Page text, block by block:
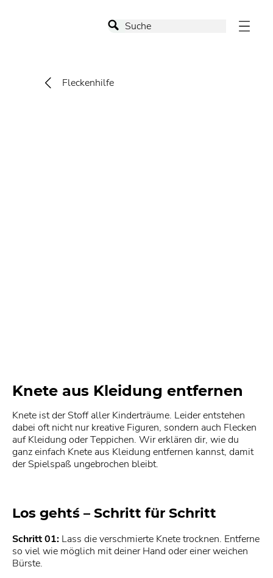
Fleckenhilfe
Knete aus Kleidung entfernen
Knete ist der Stoff aller Kinderträume. Leider entstehen
dabei oft nicht nur kreative Figuren, sondern auch Flecken
auf Kleidung oder Teppichen. Wir erklären dir, wie du
ganz einfach Knete aus Kleidung entfernen kannst, damit
der Spielspaß ungebrochen bleibt.
Los geht´s – Schritt für Schritt
Schritt 01: Lass die verschmierte Knete trocknen. Entferne
so viel wie möglich mit deiner Hand oder einer weichen
Bürste.